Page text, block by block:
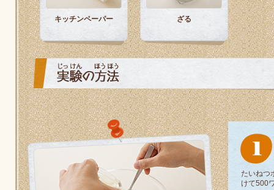
ロングセラー商品 ＋ おすすめレシピ
人気商品 ＋ おすすめレシピ
業務用サイト ミツカングループについて 製造所固有記号一覧
キッチンペーパー ざる
たいねつ
けて500